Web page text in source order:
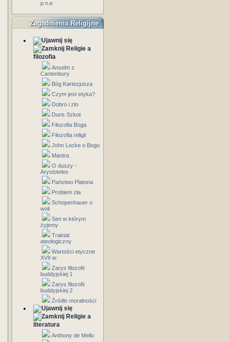
p.n.e
Zagadnienia Religijne
Religie a
filozofia
Anselm z
Cantenbury
Bóg Kartezjusza
Czym jest etyka?
Dobro i zlo
Duns Szkot
Filozofia Boga
Filozofia religii
John Locke o Bogu
Mantra
O duszy -
Arystoteles
Państwo Platona
Problem zła
Schopenhauer o
woli
Sen w którym
żyjemy
Traktat
ateologiczny
Wartości etyczne
XVII w.
Zarys filozofii
buddyjskiej 1
Zarys filozofii
buddyjskiej 2
Źródło moralności
Religie a
literatura
Anthony de Mello